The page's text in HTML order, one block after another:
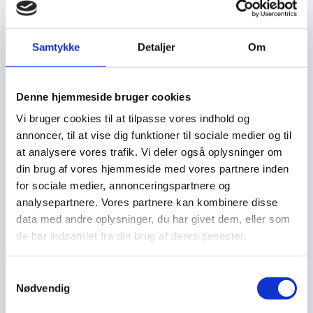
Samtykke Detaljer Om
Denne hjemmeside bruger cookies
Vi bruger cookies til at tilpasse vores indhold og
annoncer, til at vise dig funktioner til sociale medier og til
at analysere vores trafik. Vi deler også oplysninger om
din brug af vores hjemmeside med vores partnere inden
for sociale medier, annonceringspartnere og
analysepartnere. Vores partnere kan kombinere disse
data med andre oplysninger, du har givet dem, eller som
de har indsamlet fra din brug af deres tjenester.
Nødvendig
Hvordan bliver man en god
blindsmager?
smager f.eks hvordan er frugten, syre- og taninniveauet.
Læs gerne litteratur om de forskellige drue-typiciteter.
Winefolly’s bog er her meget anbefalelsesværdig. Et rigtig
godt opslagsværk du kan bruge igen og igen. Jeg har selv
lige anskaffet mig ‘Beyond Flavour’, som er skrevet af en
nyuddannet Master Sommelier Nick Jackson. Den er super
nørdet og beskriver overordnet, hvordan man kan
genkende syrestrukturen i hvidvinene og taninstrukturen i
rødvinene. Jeg glæder mig til at afprøve det i praksis.
Find en smagegruppe
– gerne nogle venner, der gider
blindsmage og tale om vinene. Medbring 1-2 vine hver og
blind hinanden.